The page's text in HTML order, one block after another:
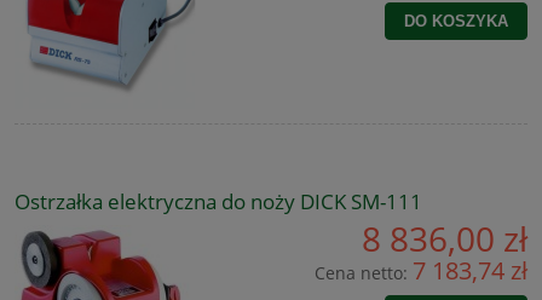
DO KOSZYKA
Ostrzałka elektryczna do noży DICK SM-111
8 836,00 zł
Cena netto: 7 183,74 zł